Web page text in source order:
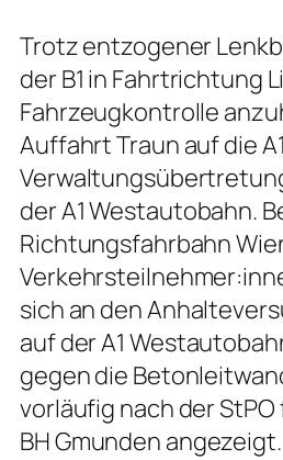
Trotz entzogener
der B1 in Fahrtrichtung
Fahrzeugkontrolle
Auffahrt Traun auf die
der A1 Westautobahn.
Richtungsfahrbahn
sich an den
auf der A1
gegen die
vorläufig nach der
BH Gmunden angezeigt.